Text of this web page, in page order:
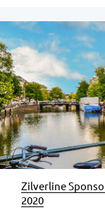
Zilverline
2020